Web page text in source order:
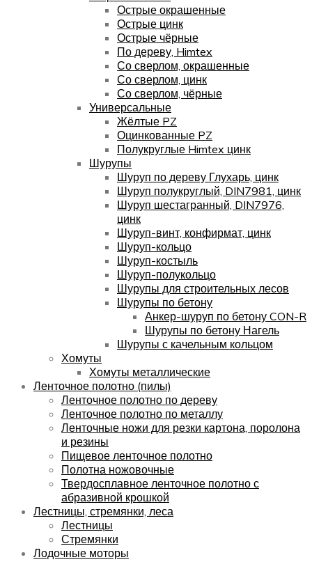
Острые окрашенные
Острые цинк
Острые чёрные
По дереву, Himtex
Со сверлом, окрашенные
Со сверлом, цинк
Со сверлом, чёрные
Универсальные
Жёлтые PZ
Оцинкованные PZ
Полукруглые Himtex цинк
Шурупы
Шуруп по дереву Глухарь, цинк
Шуруп полукруглый, DIN7981, цинк
Шуруп шестагранный, DIN7976,
цинк
Шуруп-винт, конфирмат, цинк
Шуруп-кольцо
Шуруп-костыль
Шуруп-полукольцо
Шурупы для строительных лесов
Шурупы по бетону
Анкер-шуруп по бетону CON-R
Шурупы по бетону Нагель
Шурупы с качельным кольцом
Хомуты
Хомуты металлические
Ленточное полотно (пилы)
Ленточное полотно по дереву
Ленточное полотно по металлу
Ленточные ножи для резки картона, поролона
и резины
Пищевое ленточное полотно
Полотна ножовочные
Твердосплавное ленточное полотно с
абразивной крошкой
Лестницы, стремянки, леса
Лестницы
Стремянки
Лодочные моторы